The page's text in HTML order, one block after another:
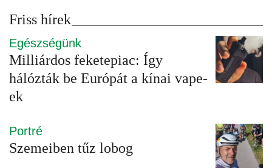
Friss hírek
Egészségünk
Milliárdos feketepiac: Így
hálózták be Európát a kínai vape-
ek
Portré
Szemeiben tűz lobog